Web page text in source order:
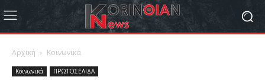
Αρχική Κοινωνικά
Κοινωνικά ΠΡΩΤΟΣΕΛΙΔΑ